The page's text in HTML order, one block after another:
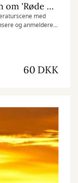
Forfattersamtale: Nanna Holm om 'Røde Port'
med
og anmeldere.
’Røde Port’ og
og børn, der
60 DKK